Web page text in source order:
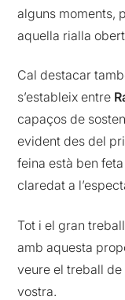
alguns moments,
aquella rialla
Cal destacar
s’estableix entre
capaços de
evident des del
feina està ben
claredat a
Tot i el gran
amb aquesta
veure el treball
vostra.